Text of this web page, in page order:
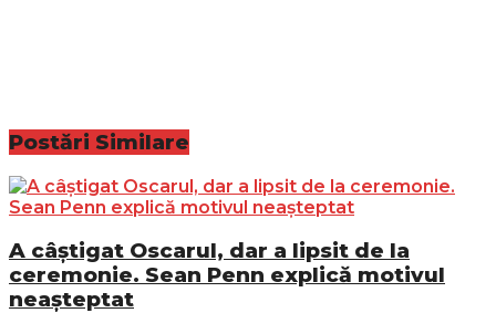
Postări Similare
A câștigat Oscarul, dar a lipsit de la
ceremonie. Sean Penn explică motivul
neașteptat